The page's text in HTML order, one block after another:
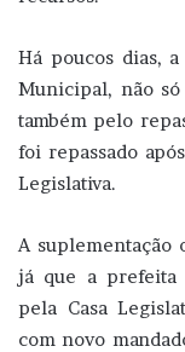
Há poucos dias,
Municipal, não
também pelo
foi repassado
Legislativa.
A suplementação
já que a prefeita
pela Casa
com novo